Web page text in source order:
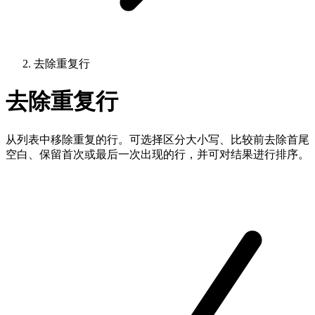
去除重复行
去除重复行
从列表中移除重复的行。可选择区分大小写、比较前去除首尾
空白、保留首次或最后一次出现的行，并可对结果进行排序。